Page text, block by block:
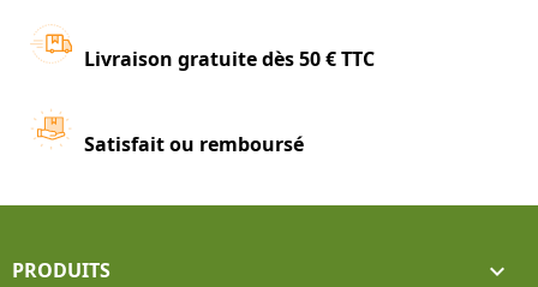
Livraison gratuite dès 50 € TTC
Satisfait ou remboursé
PRODUITS 